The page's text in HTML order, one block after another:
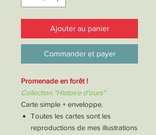
Ajouter au panier
Commander et payer
Promenade en forêt !
Collection "Histoire d'ours"
Carte simple + enveloppe.
Toutes les cartes sont les
reproductions de mes illustrations